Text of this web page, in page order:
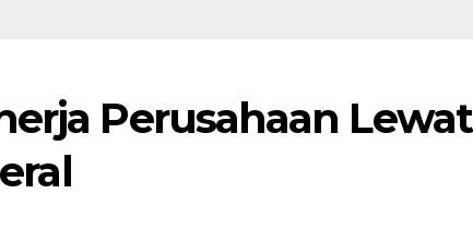
Perusahaan Lewat